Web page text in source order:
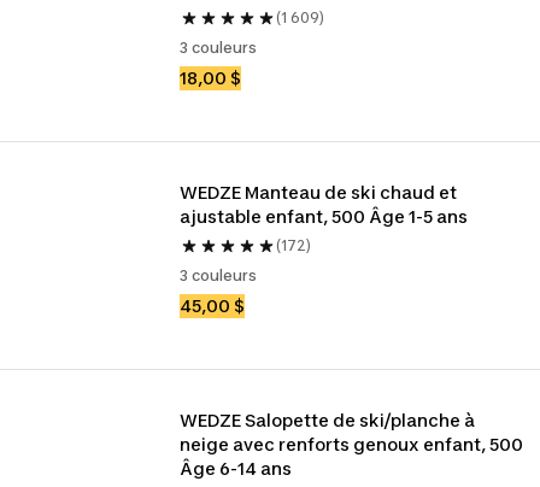
(1 609)
3 couleurs
18,00 $
WEDZE Manteau de ski chaud et
ajustable enfant, 500 Âge 1-5 ans
(172)
3 couleurs
45,00 $
WEDZE Salopette de ski/planche à
neige avec renforts genoux enfant, 500
Âge 6-14 ans